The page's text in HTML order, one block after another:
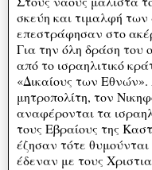
σκεύη και τιμαλφή
επεστράφησαν στο
Για την όλη δράση του
από το ισραηλιτικό
«Δικαίους των
μητροπολίτη, τον
αναφέρονται τα
τους Εβραίους της
έζησαν τότε
έδεναν με τους